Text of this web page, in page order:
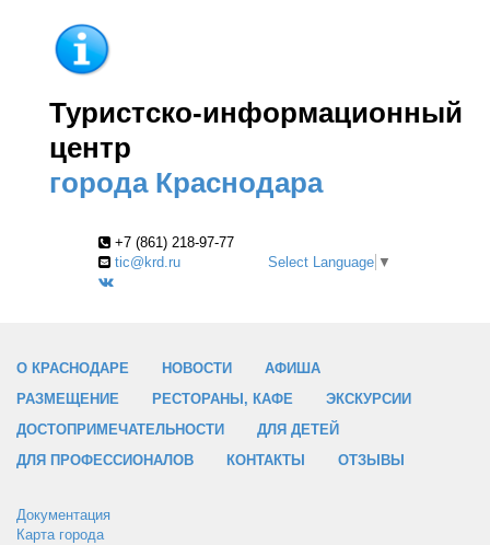
Туристско-информационный
центр
города Краснодара
+7 (861) 218-97-77
tic@krd.ru
Select Language ▼
О КРАСНОДАРЕ НОВОСТИ
АФИША
РАЗМЕЩЕНИЕ
РЕСТОРАНЫ, КАФЕ
ЭКСКУРСИИ
ДОСТОПРИМЕЧАТЕЛЬНОСТИ
ДЛЯ ДЕТЕЙ
ДЛЯ ПРОФЕССИОНАЛОВ
КОНТАКТЫ ОТЗЫВЫ
Документация
Карта города